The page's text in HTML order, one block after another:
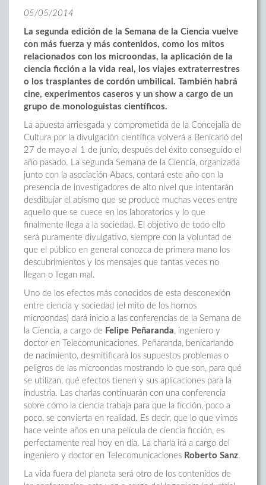
05/05/2014
La segunda edición de la Semana de la Ciencia vuelve
con más fuerza y más contenidos, como los mitos
relacionados con los microondas, la aplicación de la
ciencia ficción a la vida real, los viajes extraterrestres
o los trasplantes de cordón umbilical. También habrá
cine, experimentos caseros y un show a cargo de un
grupo de monologuistas científicos.
La apuesta arriesgada y comprometida de la Concejalía de
Cultura por la divulgación científica volverá a Benicarló del
27 de mayo al 1 de junio, después del éxito conseguido el
año pasado. La segunda Semana de la Ciencia, organizada
junto con la asociación Abacs, contará este año con la
presencia de investigadores de alto nivel que intentarán
desdibujar el abismo que se produce muchas veces entre
aquello que se cuece en los laboratorios y lo que
finalmente llega a la sociedad. El objetivo de todo ello
será puramente divulgativo, siempre con la voluntad de
que el público en general conozca de primera mano los
descubrimientos y los mensajes que tantas veces no
llegan o llegan mal.
Uno de los efectos más conocidos de esta desconexión
entre ciencia y sociedad (el mito de los hornos
microondas) dará inicio a las conferencias de la Semana de
la Ciencia, a cargo de Felipe Peñaranda, ingeniero y
doctor en Telecomunicaciones. Peñaranda, benicarlando
de nacimiento, desmitificarà los supuestos problemas o
peligros de las microondas mostrando lo que son, para qué
se utilizan, qué efectos tienen y sus aplicaciones para la
industria. Las charlas continuarán con una conferencia
sobre cómo la ciencia trabaja para que la ficción, poco a
poco, se convierta en realidad. Es decir, que lo que vimos
hace veinte años en una película de ciencia ficción, es
perfectamente real hoy en día. La charla irá a cargo del
ingeniero y doctor en Telecomunicaciones Roberto Sanz.
La vida fuera del planeta será otro de los contenidos de